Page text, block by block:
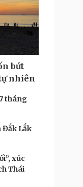
bứt
nhiên
tháng
Đắk Lắk
xúc
Thái